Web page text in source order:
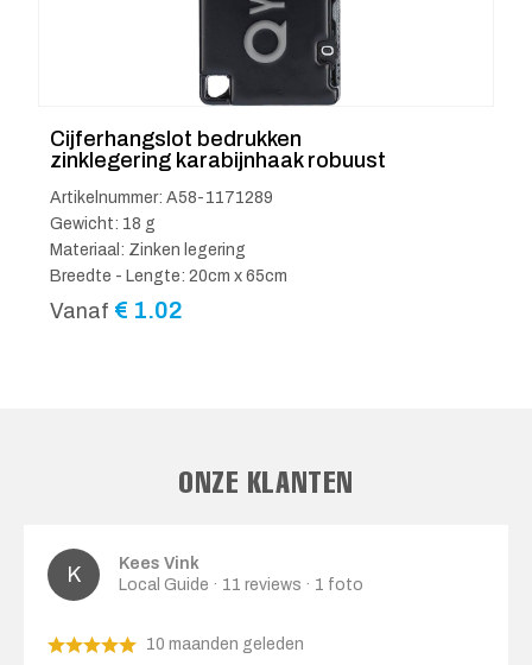
Cijferhangslot bedrukken
zinklegering karabijnhaak robuust
Artikelnummer: A58-1171289
Gewicht: 18 g
Materiaal: Zinken legering
Breedte - Lengte: 20cm x 65cm
Vanaf € 1.02
ONZE KLANTEN
Kees Vink
Local Guide · 11 reviews · 1 foto
10 maanden geleden